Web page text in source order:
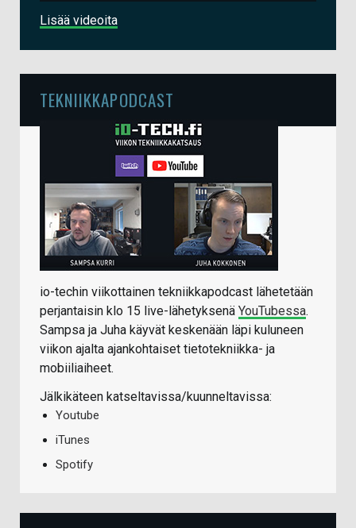
Lisää videoita
TEKNIIKKAPODCAST
io-techin viikottainen tekniikkapodcast lähetetään
perjantaisin klo 15 live-lähetyksenä YouTubessa.
Sampsa ja Juha käyvät keskenään läpi kuluneen
viikon ajalta ajankohtaiset tietotekniikka- ja
mobiiliaiheet.
Jälkikäteen katseltavissa/kuunneltavissa:
Youtube
iTunes
Spotify